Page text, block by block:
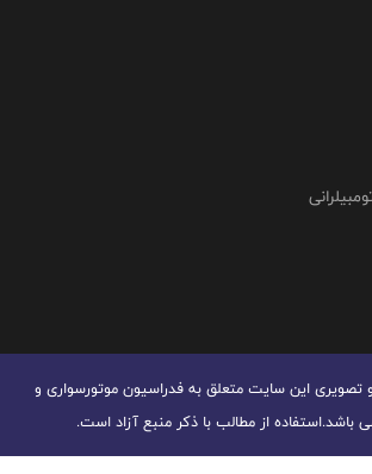
اين سايت متعلق به فدراسیون موتورسواری و
باشد.استفاده از مطالب با ذكر منبع آزاد است.